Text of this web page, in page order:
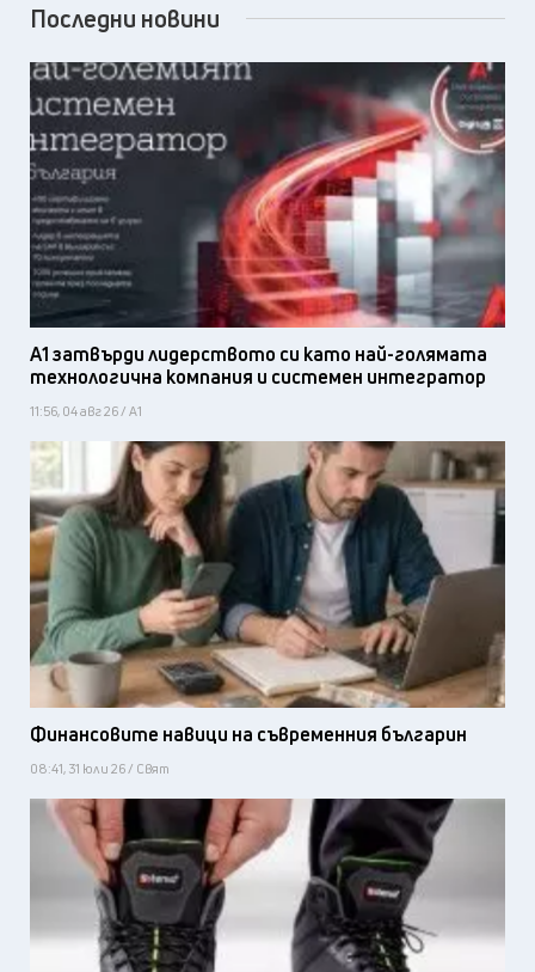
Последни новини
А1 затвърди лидерството си като най-голямата
технологична компания и системен интегратор
11:56, 04 авг 26 / А1
Финансовите навици на съвременния българин
08:41, 31 юли 26 / Свят